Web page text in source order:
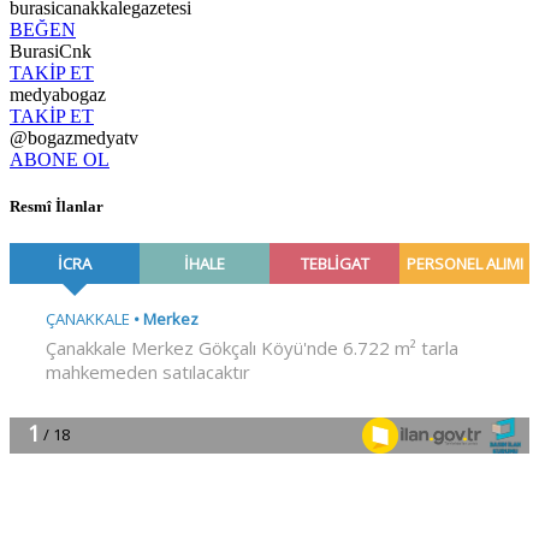
burasicanakkalegazetesi
BEĞEN
BurasiCnk
TAKİP ET
medyabogaz
TAKİP ET
@bogazmedyatv
ABONE OL
Resmî İlanlar